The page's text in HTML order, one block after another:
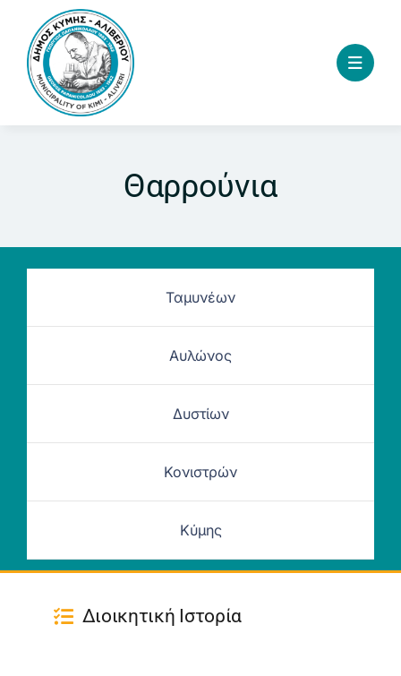
content
Θαρρούνια
Ταμυνέων
Αυλώνος
Δυστίων
Κονιστρών
Κύμης
Διοικητική Ιστορία